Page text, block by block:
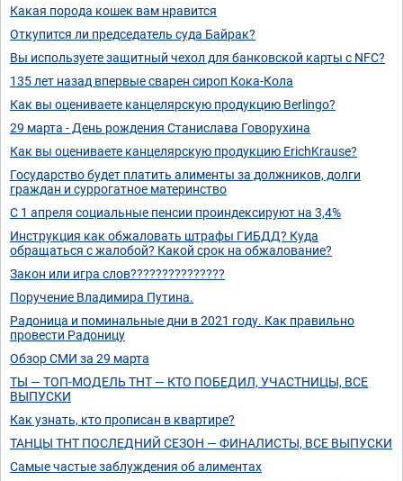
Какая порода кошек вам нравится
Откупится ли председатель суда Байрак?
Вы используете защитный чехол для банковской карты с NFC?
135 лет назад впервые сварен сироп Кока-Кола
Как вы оцениваете канцелярскую продукцию Berlingo?
29 марта - День рождения Станислава Говорухина
Как вы оцениваете канцелярскую продукцию ErichKrause?
Государство будет платить алименты за должников, долги
граждан и суррогатное материнство
С 1 апреля социальные пенсии проиндексируют на 3,4%
Инструкция как обжаловать штрафы ГИБДД? Куда
обращаться с жалобой? Какой срок на обжалование?
Закон или игра слов???????????????
Поручение Владимира Путина.
Радоница и поминальные дни в 2021 году. Как правильно
провести Радоницу
Обзор СМИ за 29 марта
ТЫ — ТОП-МОДЕЛЬ ТНТ — КТО ПОБЕДИЛ, УЧАСТНИЦЫ, ВСЕ
ВЫПУСКИ
Как узнать, кто прописан в квартире?
ТАНЦЫ ТНТ ПОСЛЕДНИЙ СЕЗОН — ФИНАЛИСТЫ, ВСЕ ВЫПУСКИ
Самые частые заблуждения об алиментах